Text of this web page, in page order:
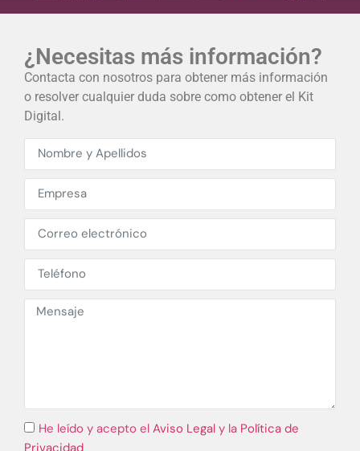
¿Necesitas más información?​
Contacta con nosotros para obtener más información
o resolver cualquier duda sobre como obtener el Kit
Digital.
He leído y acepto el Aviso Legal y la Política de